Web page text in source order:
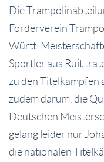
Die
Förderverein
Württ.
Sportler aus Ruit
zu den Titelkämpfen
zudem darum, die
Deutschen
gelang leider nur
die nationalen